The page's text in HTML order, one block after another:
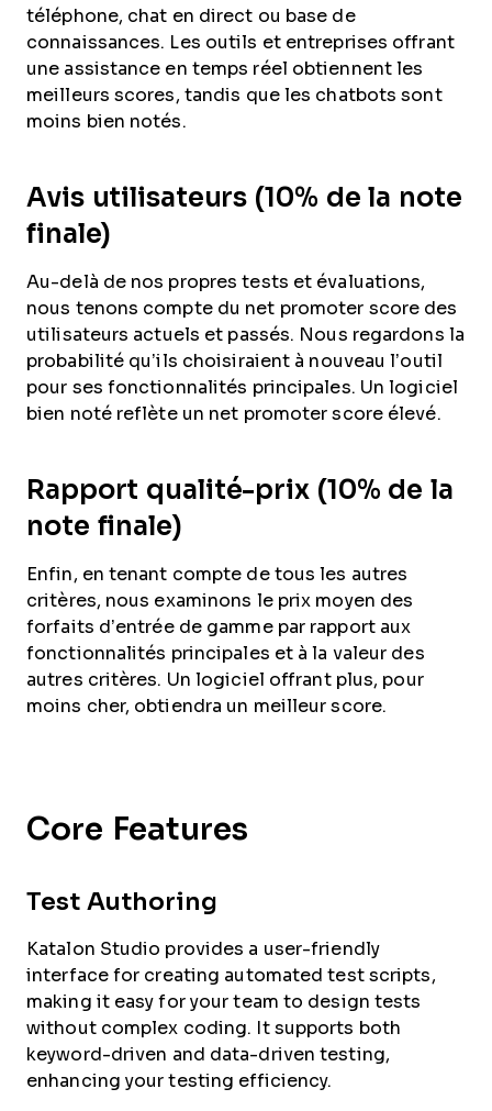
téléphone, chat en direct ou base de
connaissances. Les outils et entreprises offrant
une assistance en temps réel obtiennent les
meilleurs scores, tandis que les chatbots sont
moins bien notés.
Avis utilisateurs (10% de la note
finale)
Au-delà de nos propres tests et évaluations,
nous tenons compte du net promoter score des
utilisateurs actuels et passés. Nous regardons la
probabilité qu’ils choisiraient à nouveau l’outil
pour ses fonctionnalités principales. Un logiciel
bien noté reflète un net promoter score élevé.
Rapport qualité-prix (10% de la
note finale)
Enfin, en tenant compte de tous les autres
critères, nous examinons le prix moyen des
forfaits d’entrée de gamme par rapport aux
fonctionnalités principales et à la valeur des
autres critères. Un logiciel offrant plus, pour
moins cher, obtiendra un meilleur score.
Core Features
Test Authoring
Katalon Studio provides a user-friendly
interface for creating automated test scripts,
making it easy for your team to design tests
without complex coding. It supports both
keyword-driven and data-driven testing,
enhancing your testing efficiency.